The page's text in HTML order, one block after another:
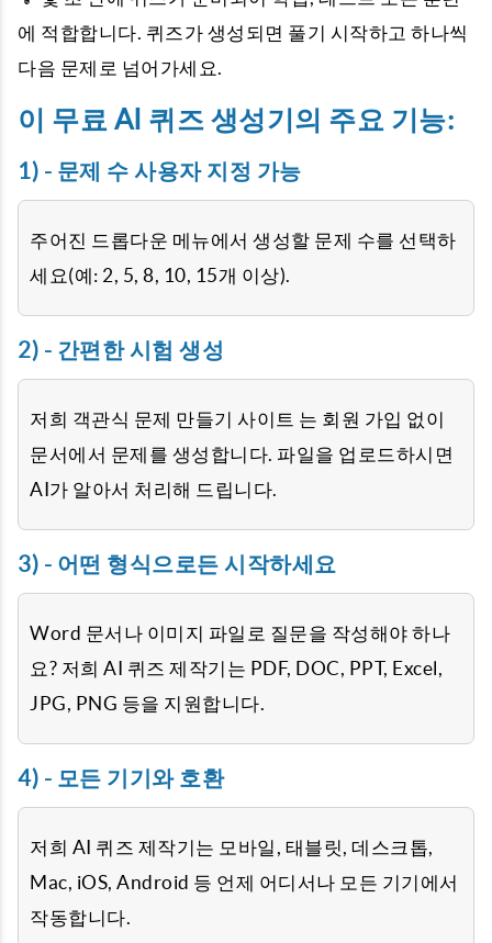
에 적합합니다. 퀴즈가 생성되면 풀기 시작하고 하나씩
다음 문제로 넘어가세요.
이 무료 AI 퀴즈 생성기의 주요 기능:
1) - 문제 수 사용자 지정 가능
주어진 드롭다운 메뉴에서 생성할 문제 수를 선택하
세요(예: 2, 5, 8, 10, 15개 이상).
2) - 간편한 시험 생성
저희 객관식 문제 만들기 사이트 는 회원 가입 없이
문서에서 문제를 생성합니다. 파일을 업로드하시면
AI가 알아서 처리해 드립니다.
3) - 어떤 형식으로든 시작하세요
Word 문서나 이미지 파일로 질문을 작성해야 하나
요? 저희 AI 퀴즈 제작기는 PDF, DOC, PPT, Excel,
JPG, PNG 등을 지원합니다.
4) - 모든 기기와 호환
저희 AI 퀴즈 제작기는 모바일, 태블릿, 데스크톱,
Mac, iOS, Android 등 언제 어디서나 모든 기기에서
작동합니다.